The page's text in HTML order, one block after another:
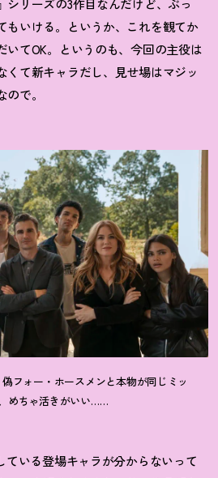
シリーズの3作目なんだけど、ぶっ
もいける。というか、これを観てか
いてOK。というのも、今回の主役は
くて新キャラだし、見せ場はマジッ
で。
フォー・ホースメンと本物が同じミッ
めちゃ活きがいい……
ている登場キャラが分からないって